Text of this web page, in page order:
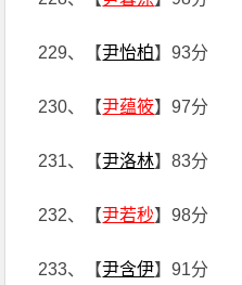
229、【尹怡柏 】93分
230、【尹蕴筱】97分
231、【尹洛林】83分
232、【尹若秒】98分
233、【尹含伊】91分